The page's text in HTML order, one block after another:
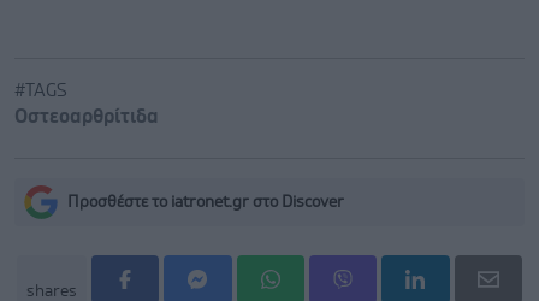
#TAGS
Οστεοαρθρίτιδα
Προσθέστε το iatronet.gr στο Discover
shares